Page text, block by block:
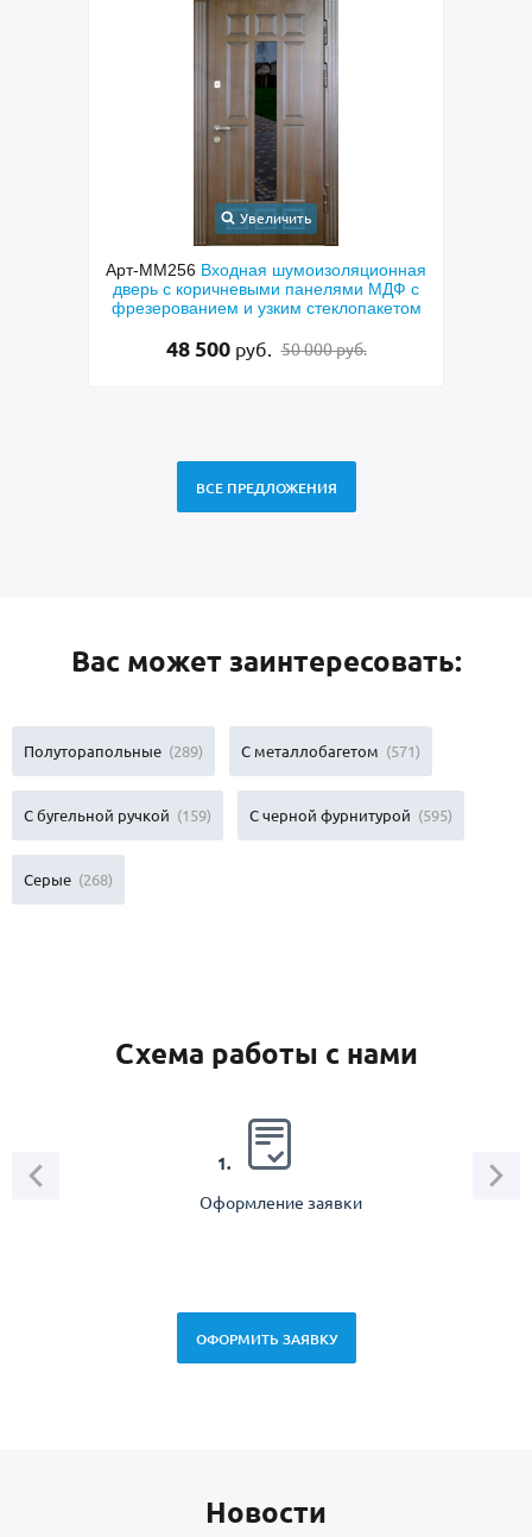
Увеличить
Арт-ММ256 Входная шумоизоляционная
дверь с коричневыми панелями МДФ с
фрезерованием и узким стеклопакетом
48 500 руб. 50 000 руб.
ВСЕ ПРЕДЛОЖЕНИЯ
Вас может заинтересовать:
Полуторапольные (289) С металлобагетом (571)
С бугельной ручкой (159) С черной фурнитурой (595)
Серые (268)
Схема работы с нами
1.
Оформление заявки
ОФОРМИТЬ ЗАЯВКУ
Новоcти